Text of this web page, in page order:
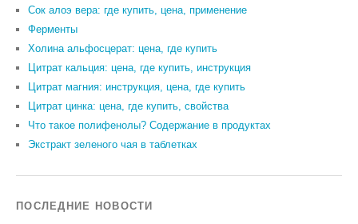
Сок алоэ вера: где купить, цена, применение
Ферменты
Холина альфосцерат: цена, где купить
Цитрат кальция: цена, где купить, инструкция
Цитрат магния: инструкция, цена, где купить
Цитрат цинка: цена, где купить, свойства
Что такое полифенолы? Содержание в продуктах
Экстракт зеленого чая в таблетках
ПОСЛЕДНИЕ НОВОСТИ